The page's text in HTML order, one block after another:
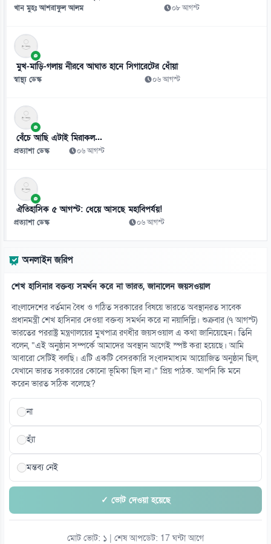
খান মুহঃ আশরাফুল আলম ০৮ আগস্ট
মুখ-মাড়ি-গলায় নীরবে আঘাত হানে সিগারেটের ধোঁয়া
স্বাস্থ্য ডেস্ক ০৬ আগস্ট
বেঁচে আছি এটাই মিরাকল...
প্রত্যাশা ডেস্ক ০৬ আগস্ট
ঐতিহাসিক ৫ আগস্ট: ধেয়ে আসছে মহাবিপর্যয়!
প্রত্যাশা ডেস্ক ০৬ আগস্ট
অনলাইন জরিপ
শেখ হাসিনার বক্তব্য সমর্থন করে না ভারত, জানালেন জয়সওয়াল
বাংলাদেশের বর্তমান বৈধ ও গঠিত সরকারের বিষয়ে ভারতে অবস্থানরত সাবেক
প্রধানমন্ত্রী শেখ হাসিনার দেওয়া বক্তব্য সমর্থন করে না নয়াদিল্লি। শুক্রবার (৭ আগস্ট)
ভারতের পররাষ্ট্র মন্ত্রণালয়ের মুখপাত্র রণধীর জয়সওয়াল এ কথা জানিয়েছেন। তিনি
বলেন, “এই অনুষ্ঠান সম্পর্কে আমাদের অবস্থান আগেই স্পষ্ট করা হয়েছে। আমি
আবারো সেটিই বলছি। এটি একটি বেসরকারি সংবাদমাধ্যম আয়োজিত অনুষ্ঠান ছিল,
যেখানে ভারত সরকারের কোনো ভূমিকা ছিল না।” প্রিয় পাঠক. আপনি কি মনে
করেন ভারত সঠিক বলেছে?
না
হ্যাঁ
মন্তব্য নেই
✓ ভোট দেওয়া হয়েছে
মোট ভোট: ১ | শেষ আপডেট: 17 ঘন্টা আগে